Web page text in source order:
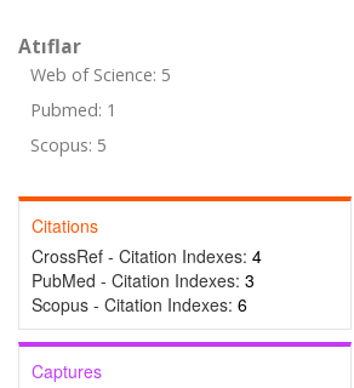
Atıflar
Web of Science: 5
Pubmed: 1
Scopus: 5
Citations
CrossRef - Citation Indexes: 4
PubMed - Citation Indexes: 3
Scopus - Citation Indexes: 6
Captures